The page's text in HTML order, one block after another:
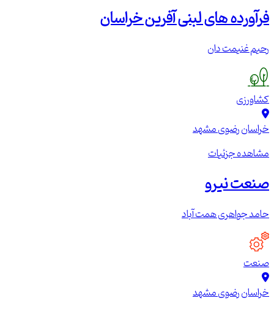
فرآورده های لبنی آفرین خراسان
رحیم غنیمت دان
کشاورزی
خراسان رضویمشهد
مشاهده جزئیات
صنعت نیرو
حامد جواهری همت آباد
صنعت
خراسان رضویمشهد